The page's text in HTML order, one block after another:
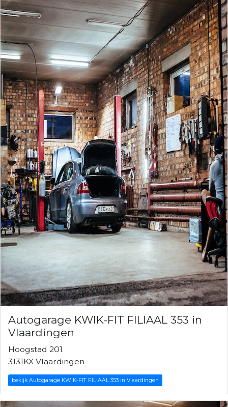
Autogarage KWIK-FIT FILIAAL 353 in
Vlaardingen
Hoogstad 201
3131KX Vlaardingen
bekijk Autogarage KWIK-FIT FILIAAL 353 in Vlaardingen